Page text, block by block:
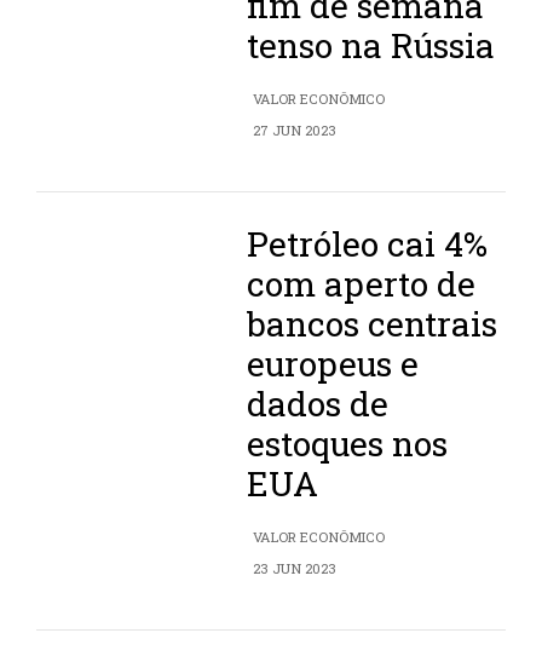
tenso na Rússia
VALOR ECONÔMICO
27 JUN 2023
Petróleo cai 4%
com aperto de
bancos centrais
europeus e
dados de
estoques nos
EUA
VALOR ECONÔMICO
23 JUN 2023